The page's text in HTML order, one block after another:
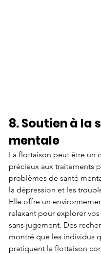
8. Soutien à la
mentale
La flottaison peut être un
précieux aux traitements
problèmes de santé
la dépression et les
Elle offre un
relaxant pour explorer
sans jugement. Des
montré que les individus
pratiquent la flottaison